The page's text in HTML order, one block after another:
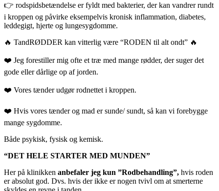
👉 rodspidsbetændelse er fyldt med bakterier, der kan vandrer rundt
i kroppen og påvirke eksempelvis kronisk inflammation, diabetes,
leddegigt, hjerte og lungesygdomme.
🔥 TandRØDDER kan vitterlig være “RODEN til alt ondt” 🔥
❤️ Jeg forestiller mig ofte et træ med mange rødder, der suger det
gode eller dårlige op af jorden.
❤️ Vores tænder udgør rodnettet i kroppen.
❤️ Hvis vores tænder og mad er sunde/ sundt, så kan vi forebygge
mange sygdomme.
Både psykisk, fysisk og kemisk.
“DET HELE STARTER MED MUNDEN”
Her på klinikken anbefaler jeg kun ”Rodbehandling”, hvis roden
er absolut god. Dvs. hvis der ikke er nogen tvivl om at smerterne